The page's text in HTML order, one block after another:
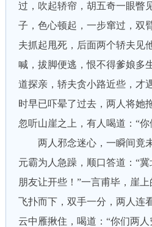
过，吹起轿帘，胡五奇一眼瞥
子，色心顿起，一步窜过，双
夫抓起甩死，后面两个轿夫见
喊，拔脚便逃，恨不得爹娘多
道探亲，轿夫贪小路近些，才
时早已吓晕了过去，两人将她
忽听山崖之上，有人喝道：“
两人邪念迷心，一瞬间竟未
元霸为人急躁，顺口答道：“冀
朋友让开些！”一言甫毕，崖上
飞扑而下，双手一分，两人连
云中雁揪住，喝道：“你们两